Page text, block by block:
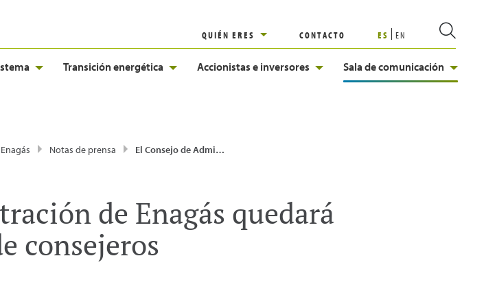
QUIÉN ERES CONTACTO ES EN
Transición energética Accionistas e inversores Sala de comunicación
Notas de prensa El Consejo de Administración de Enagás quedará formado por mayoría de consejeros independientesººº
de Enagás quedará
consejeros